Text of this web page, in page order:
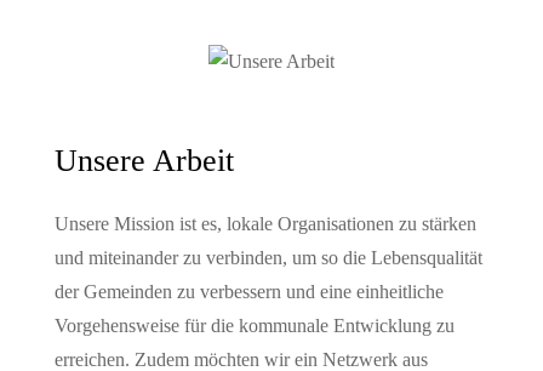
Unsere Arbeit
Unsere Mission ist es, lokale Organisationen zu stärken
und miteinander zu verbinden, um so die Lebensqualität
der Gemeinden zu verbessern und eine einheitliche
Vorgehensweise für die kommunale Entwicklung zu
erreichen. Zudem möchten wir ein Netzwerk aus